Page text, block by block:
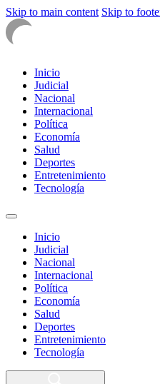
Skip to main content Skip to
Inicio
Judicial
Nacional
Internacional
Política
Economía
Salud
Deportes
Entretenimiento
Tecnología
Inicio
Judicial
Nacional
Internacional
Política
Economía
Salud
Deportes
Entretenimiento
Tecnología